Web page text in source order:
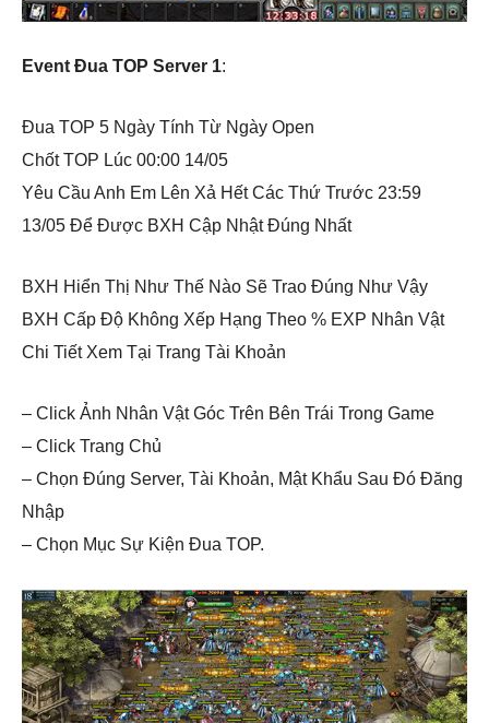
Event Đua TOP Server 1:
Đua TOP 5 Ngày Tính Từ Ngày Open
Chốt TOP Lúc 00:00 14/05
Yêu Cầu Anh Em Lên Xả Hết Các Thứ Trước 23:59
13/05 Để Được BXH Cập Nhật Đúng Nhất
BXH Hiển Thị Như Thế Nào Sẽ Trao Đúng Như Vậy
BXH Cấp Độ Không Xếp Hạng Theo % EXP Nhân Vật
Chi Tiết Xem Tại Trang Tài Khoản
– Click Ảnh Nhân Vật Góc Trên Bên Trái Trong Game
– Click Trang Chủ
– Chọn Đúng Server, Tài Khoản, Mật Khẩu Sau Đó Đăng
Nhập
– Chọn Mục Sự Kiện Đua TOP.